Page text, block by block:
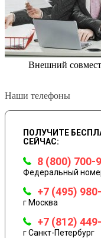
Внешний
Наши телефоны
ПОЛУЧИТЕ
СЕЙЧАС:
8 (800) 700-
Федеральный
+7 (495)
г Москва
+7 (812)
г Санкт-Петербург